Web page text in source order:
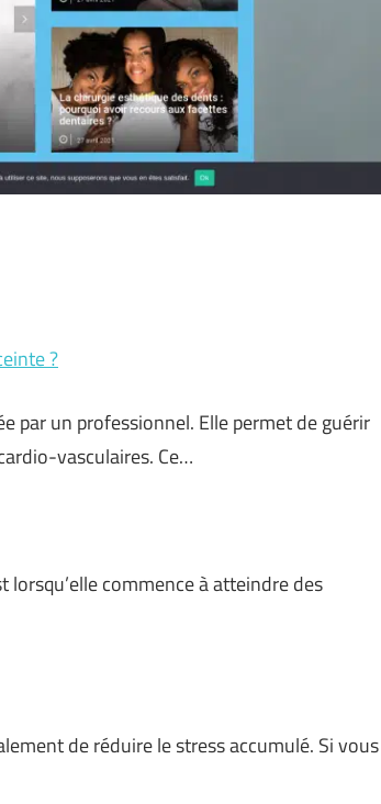
?
par un professionnel. Elle permet de guérir
vasculaires. Ce…
lorsqu’elle commence à atteindre des
de réduire le stress accumulé. Si vous